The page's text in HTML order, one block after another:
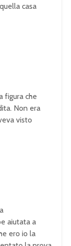
casa
figura che
Non era
visto
aiutata a
ero io la